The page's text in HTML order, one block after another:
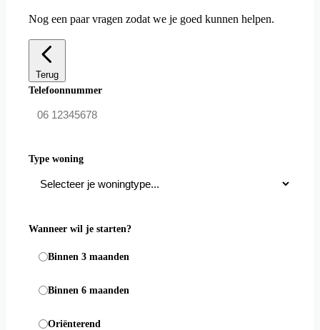
Nog een paar vragen zodat we je goed kunnen helpen.
Terug
Telefoonnummer
Type woning
Wanneer wil je starten?
Binnen 3 maanden
Binnen 6 maanden
Oriënterend